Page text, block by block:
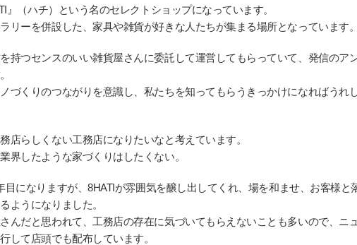
』（ハチ）という名のセレクトショップになっています。
リーを併設した、家具や雑貨が好きな人たちが集まる場所となっています。
持つセンスのいい雑貨屋さんに委託して運営してもらっていて、発信のア
づくりのつながりを意識し、私たちを知ってもらうきっかけになればうれ
店らしくない工務店になりたいなと考えています。
界したような家づくりはしたくない。
目になりますが、8HATIが雰囲気を醸し出してくれ、場を和ませ、お客様と
ようになりました。
んだと思われて、工務店の存在に気づいてもらえないことも多いので、ニ
して店頭でも配布しています。